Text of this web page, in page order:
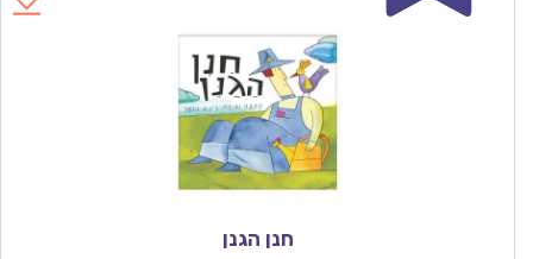
חנן הגנן